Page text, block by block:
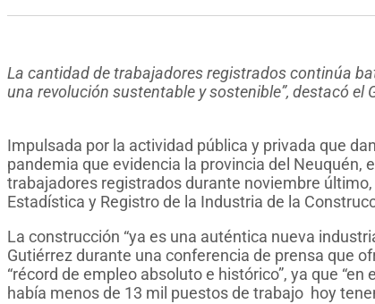
La cantidad de trabajadores registrados continúa
una revolución sustentable y sostenible”, destacó el
Impulsada por la actividad pública y privada que
pandemia que evidencia la provincia del Neuquén,
trabajadores registrados durante noviembre
Estadística y Registro de la Industria de la
La construcción “ya es una auténtica nueva
Gutiérrez durante una conferencia de prensa que
“récord de empleo absoluto e histórico”, ya que
había menos de 13 mil puestos de trabajo hoy